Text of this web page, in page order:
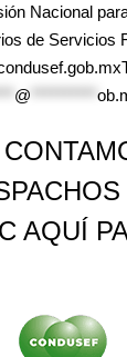
Nacional
de Servicios
@
AQUÍ